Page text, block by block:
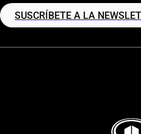
SUSCRÍBETE A LA